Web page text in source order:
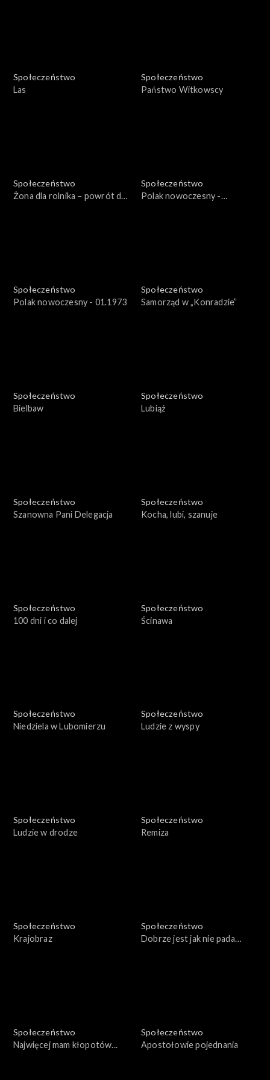
Społeczeństwo
Las
Społeczeństwo
Państwo Witkowscy
Społeczeństwo
Żona dla rolnika − powrót do
Społeczeństwo
Polak nowoczesny -
Społeczeństwo
Polak nowoczesny - 01.1973
Społeczeństwo
Samorząd w „Konradzie”
Społeczeństwo
Bielbaw
Społeczeństwo
Lubiąż
Społeczeństwo
Szanowna Pani Delegacja
Społeczeństwo
Kocha, lubi, szanuje
Społeczeństwo
100 dni i co dalej
Społeczeństwo
Ścinawa
Społeczeństwo
Niedziela w Lubomierzu
Społeczeństwo
Ludzie z wyspy
Społeczeństwo
Ludzie w drodze
Społeczeństwo
Remiza
Społeczeństwo
Krajobraz
Społeczeństwo
Dobrze jest jak nie pada
Społeczeństwo
Najwięcej mam kłopotów...
Społeczeństwo
Apostołowie pojednania